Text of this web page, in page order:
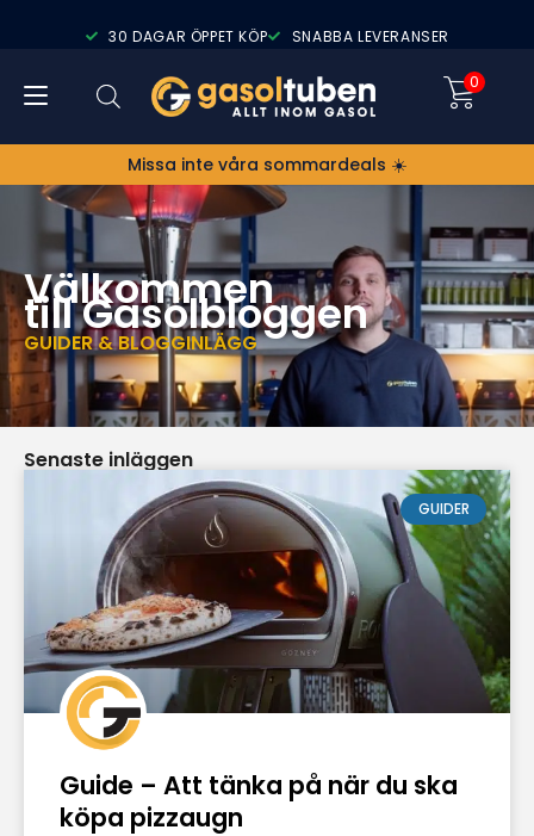
30 DAGAR ÖPPET KÖP SNABBA LEVERANSER
0
Missa inte våra sommardeals ☀️
Välkommen
till Gasolbloggen
GUIDER & BLOGGINLÄGG
Senaste inläggen
GUIDER
Guide – Att tänka på när du ska
köpa pizzaugn